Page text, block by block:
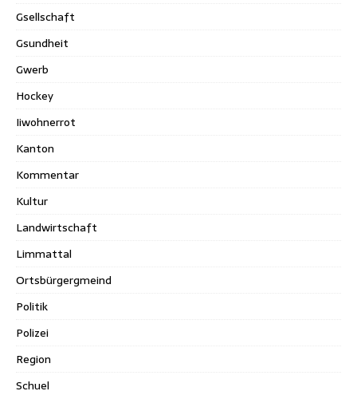
Gsellschaft
Gsundheit
Gwerb
Hockey
Iiwohnerrot
Kanton
Kommentar
Kultur
Landwirtschaft
Limmattal
Ortsbürgergmeind
Politik
Polizei
Region
Schuel